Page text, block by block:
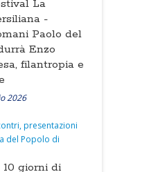
La
-
Paolo del
Enzo
filantropia e
2026
10 giorni di